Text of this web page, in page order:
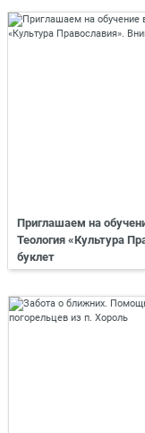
Приглашаем на
Теология «Культура
буклет